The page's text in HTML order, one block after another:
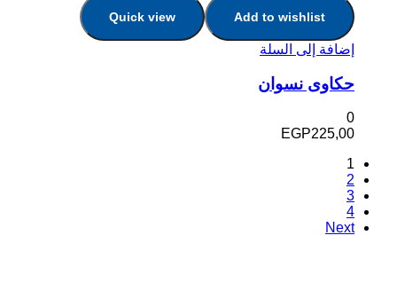
Add to wishlist
Quick view
إضافة إلى السلة
حكاوى نسوان
0
EGP225,00
1
2
3
4
Next